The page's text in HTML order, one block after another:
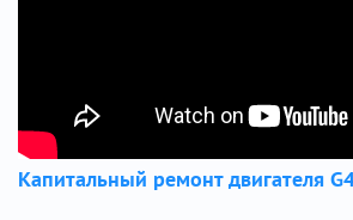
Капитальный ремонт двигателя